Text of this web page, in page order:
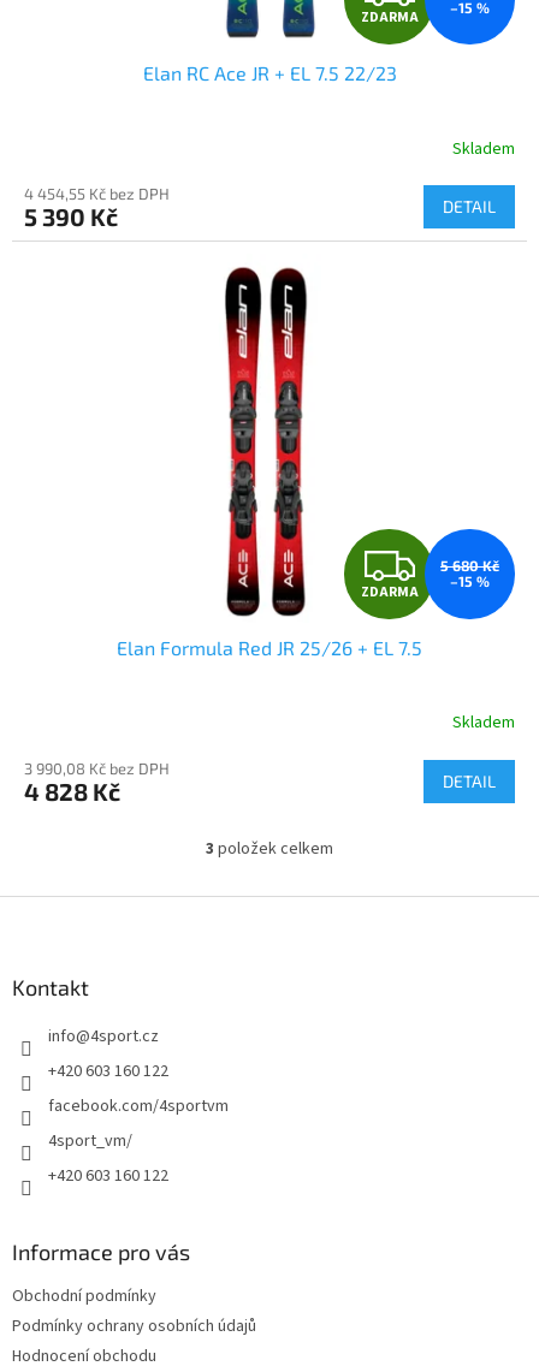
D
M
A
ZDARMA
–15 %
Elan RC Ace JR + EL 7.5 22/23
Skladem
4 454,55 Kč bez DPH
5 390 Kč DETAIL
Z
D
A
M
A
ZDARMA
5 680 Kč
–15 %
Elan Formula Red JR 25/26 + EL 7.5
Skladem
3 990,08 Kč bez DPH
4 828 Kč DETAIL
O
l
3 položek celkem
Kontakt
info@4sport.cz
+420 603 160 122
facebook.com/4sportvm
4sport_vm/
+420 603 160 122
Informace pro vás
Obchodní podmínky
Podmínky ochrany osobních údajů
Hodnocení obchodu